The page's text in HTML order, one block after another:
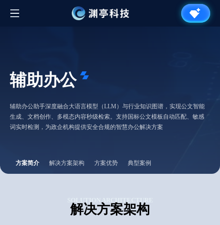
辅助办公
辅助办公助手深度融合大语言模型（LLM）与行业知识图谱，实现公文智能
生成、文档创作、多模态内容秒级检索。支持国标公文模板自动匹配、敏感
词实时检测，为政企机构提供安全合规的智慧办公解决方案
方案简介 解决方案架构 方案优势 典型案例
解决方案架构